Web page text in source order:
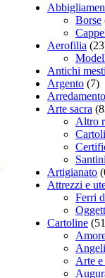
Borse
Aerofilia
Antichi
Argento (7)
Arte sacra
Altro
Santini
Artigianato
Attrezzi e
Ferri
Cartoline
Angeli
Arte